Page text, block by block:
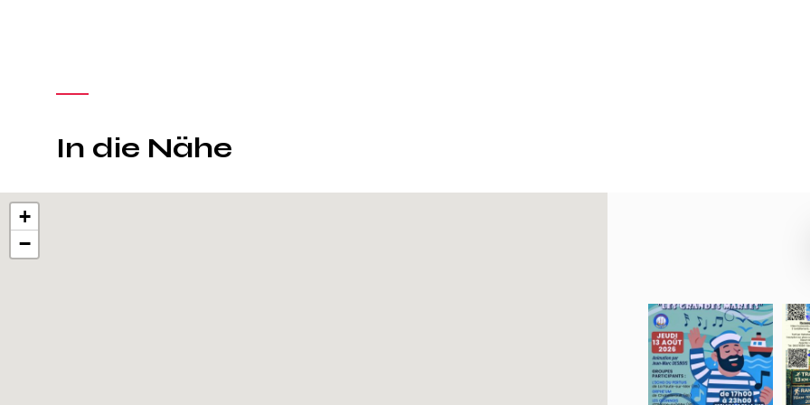
In die Nähe
+
−
Festival
de
chants
La